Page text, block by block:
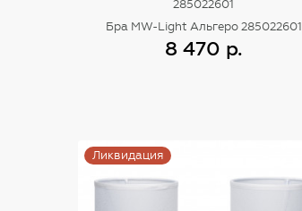
285022601
Бра MW-Light Альгеро 285022601
8 470 р.
Ликвидация